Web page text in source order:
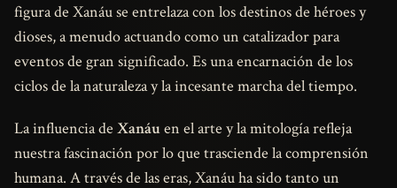
figura de Xanáu se entrelaza con los destinos de héroes y
dioses, a menudo actuando como un catalizador para
eventos de gran significado. Es una encarnación de los
ciclos de la naturaleza y la incesante marcha del tiempo.
La influencia de Xanáuen el arte y la mitología refleja
nuestra fascinación por lo que trasciende la comprensión
humana. A través de las eras, Xanáu ha sido tanto un